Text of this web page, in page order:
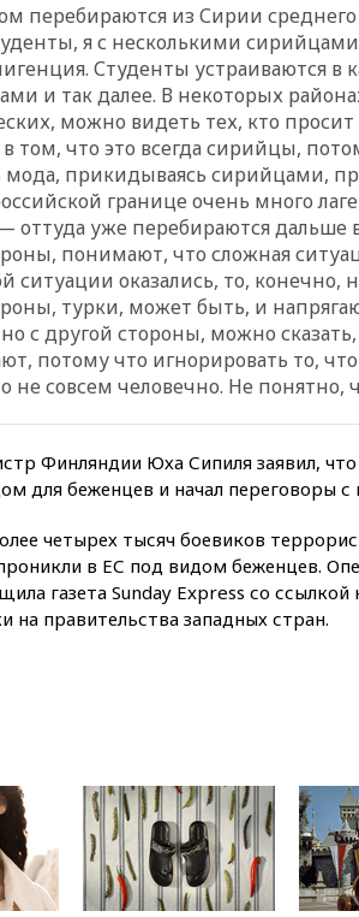
перебираются из Сирии
я с несколькими
Студенты устраиваются в
и так далее. В некоторых
можно видеть тех, кто просит
том, что это всегда сирийцы,
мода, прикидываясь сирийцами,
границе очень много
оттуда уже перебираются дальше
понимают, что сложная
ситуации оказались, то, конечно,
турки, может быть, и
с другой стороны, можно
потому что игнорировать то,
не совсем человечно. Не понятно,
Финляндии Юха Сипиля заявил,
для беженцев и начал переговоры
четырех тысяч боевиков
в ЕС под видом беженцев.
газета Sunday Express со
на правительства западных стран.